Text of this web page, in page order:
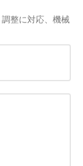
整に対応、機械